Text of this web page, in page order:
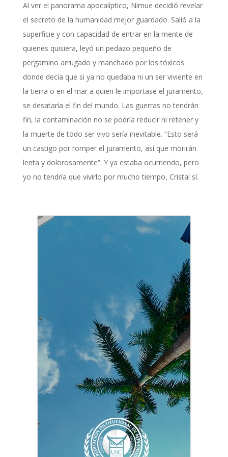
Al ver el panorama apocalíptico, Nimue decidió revelar
el secreto de la humanidad mejor guardado. Salió a la
superficie y con capacidad de entrar en la mente de
quienes quisiera, leyó un pedazo pequeño de
pergamino arrugado y manchado por los tóxicos
donde decía que si ya no quedaba ni un ser viviente en
la tierra o en el mar a quien le importase el juramento,
se desataría el fin del mundo. Las guerras no tendrán
fin, la contaminación no se podría reducir ni retener y
la muerte de todo ser vivo sería inevitable. “Esto será
un castigo por romper el juramento, así que morirán
lenta y dolorosamente”. Y ya estaba ocurriendo, pero
yo no tendría que vivirlo por mucho tiempo, Cristal sí.